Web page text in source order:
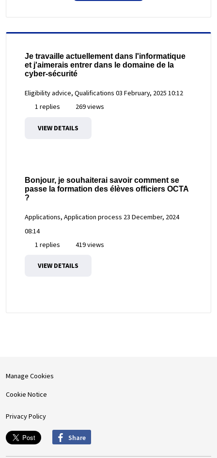
Je travaille actuellement dans l'informatique
et j'aimerais entrer dans le domaine de la
cyber-sécurité
Eligibility advice, Qualifications 03 February, 2025 10:12
1 replies
269 views
VIEW DETAILS
Bonjour, je souhaiterai savoir comment se
passe la formation des élèves officiers OCTA
?
Applications, Application process 23 December, 2024
08:14
1 replies
419 views
VIEW DETAILS
Manage Cookies
Cookie Notice
Privacy Policy
Share